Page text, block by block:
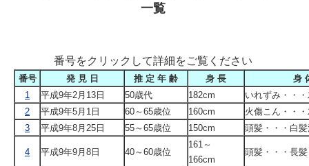
一覧
番号をクリックして詳細をご覧ください
番号 発 見 日 推 定 年 齢 身 長
身
1
平成9年2月13日 50歳代 182cm
いれずみ・・
2
平成9年5月1日 60～65歳位 160cm
火傷こん・・
3
平成9年8月25日 55～65歳位 150cm 頭髪・・・白
4 平成9年9月8日 40～60歳位
161～
166cm
頭髪・・・長